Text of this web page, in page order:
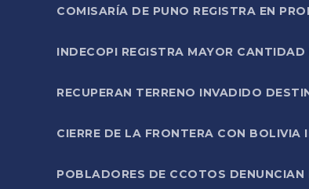
COMISARÍA DE PUNO REGISTRA EN
INDECOPI REGISTRA MAYOR
RECUPERAN TERRENO INVADIDO
CIERRE DE LA FRONTERA CON
POBLADORES DE CCOTOS